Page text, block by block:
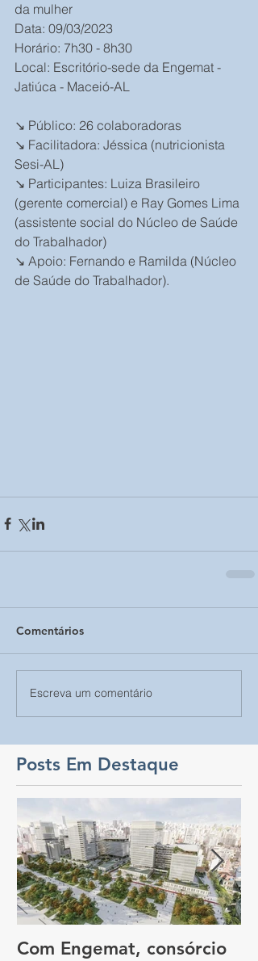
da mulher
Data: 09/03/2023
Horário: 7h30 - 8h30
Local: Escritório-sede da Engemat -
Jatiúca - Maceió-AL
↘️ Público: 26 colaboradoras
↘️ Facilitadora: Jéssica (nutricionista
Sesi-AL)
↘️ Participantes: Luiza Brasileiro
(gerente comercial) e Ray Gomes Lima
(assistente social do Núcleo de Saúde
do Trabalhador)
↘️ Apoio: Fernando e Ramilda (Núcleo
de Saúde do Trabalhador).
Comentários
Escreva um comentário
Posts Em Destaque
Com Engemat, consórcio